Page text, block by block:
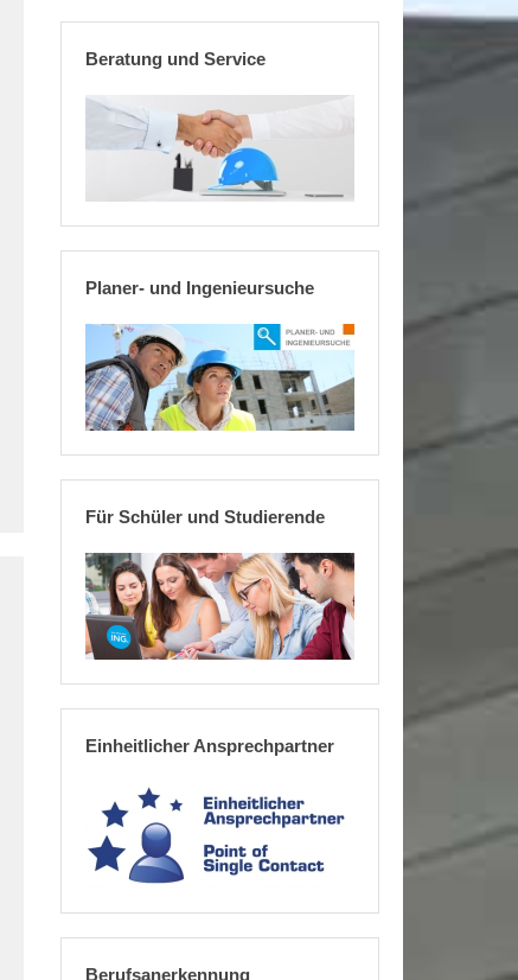
Beratung und Service
Planer- und Ingenieursuche
Für Schüler und Studierende
Einheitlicher Ansprechpartner
Berufsanerkennung